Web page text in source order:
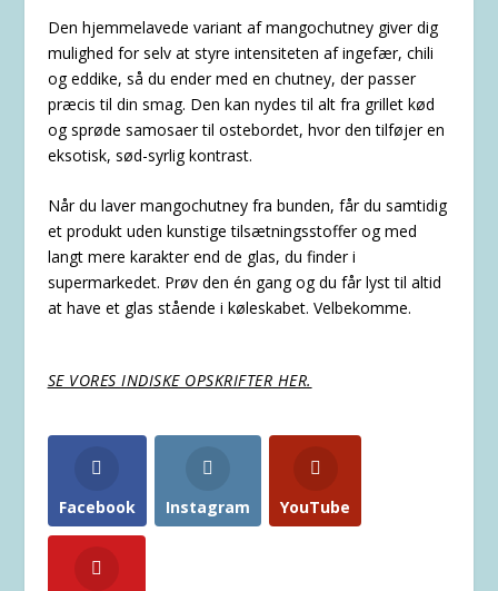
Den hjemmelavede variant af mangochutney giver dig
mulighed for selv at styre intensiteten af ingefær, chili
og eddike, så du ender med en chutney, der passer
præcis til din smag. Den kan nydes til alt fra grillet kød
og sprøde samosaer til ostebordet, hvor den tilføjer en
eksotisk, sød-syrlig kontrast.
Når du laver mangochutney fra bunden, får du samtidig
et produkt uden kunstige tilsætningsstoffer og med
langt mere karakter end de glas, du finder i
supermarkedet. Prøv den én gang og du får lyst til altid
at have et glas stående i køleskabet. Velbekomme.
SE VORES INDISKE OPSKRIFTER HER.
Facebook Instagram YouTube